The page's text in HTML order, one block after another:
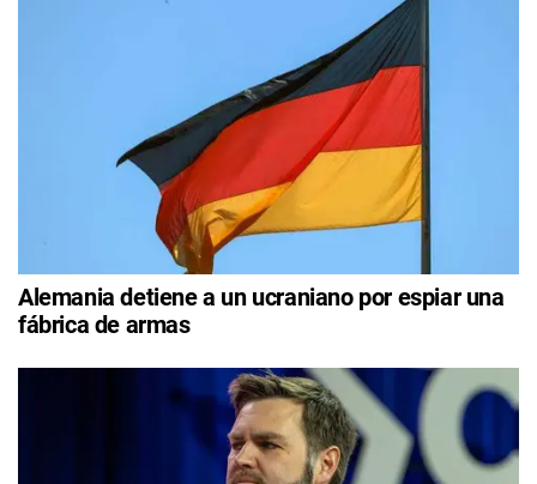
Alemania detiene a un ucraniano por espiar una
fábrica de armas